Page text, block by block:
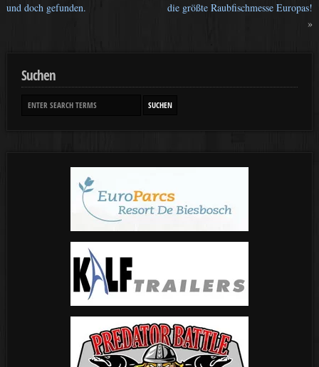
und doch gefunden.
die größte Raubfischmesse Europas!
»
Suchen